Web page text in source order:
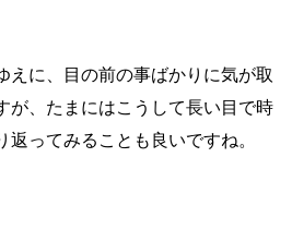
えに、目の前の事ばかりに気が取
が、たまにはこうして長い目で時
ってみることも良いですね。